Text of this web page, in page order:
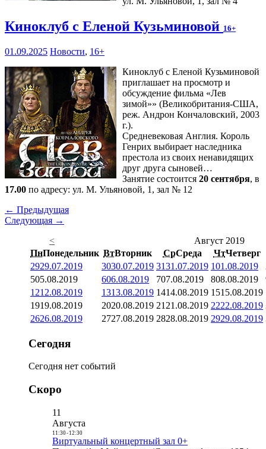
Киноклуб с Еленой Кузьминовой 16+
01.09.2025 Новости, 16+
Киноклуб с Еленой Кузьминовой
приглашает на просмотр и
обсуждение фильма «Лев
зимой»» (Великобритания-США,
реж. Андрон Кончаловский, 2003
г.).
Средневековая Англия. Король
Генрих выбирает наследника
престола из своих ненавидящих
друг друга сыновей…
Занятие состоится 20 сентября, в
17.00 по адресу: ул. М. Ульяновой, 1, зал № 12
← Предыдущая
Следующая →
<
Август 2019
ПнПонедельник ВтВторник СрСреда ЧтЧетверг
2929.07.2019 3030.07.2019 3131.07.2019 101.08.2019
505.08.2019 606.08.2019 707.08.2019 808.08.2019
1212.08.2019 1313.08.2019 1414.08.2019 1515.08.2019
1919.08.2019 2020.08.2019 21 21.08.2019 2222.08.2019
2626.08.2019 2727.08.2019 2828.08.2019 2929.08.2019
Сегодня
Сегодня нет событий
Скоро
11
Августа
11:30- 12:30
Виртуальный концертный зал 0+